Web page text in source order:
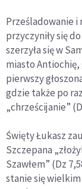
Prześladowanie
przyczyniły się
szerzyła się w
miasto Antiochię,
pierwszy
gdzie także po
„chrześcijanie”
Święty Łukasz
Szczepana
Szawłem” (Dz
stanie się wielkim